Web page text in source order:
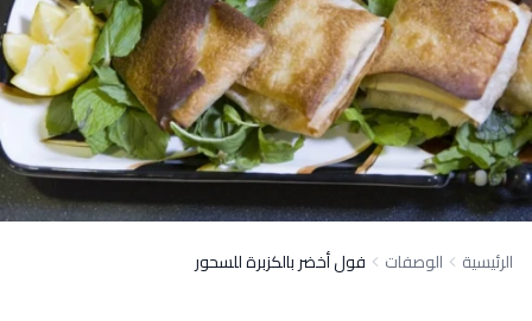
الرئيسية الوصفات فول أخضر بالكزبرة للسحور